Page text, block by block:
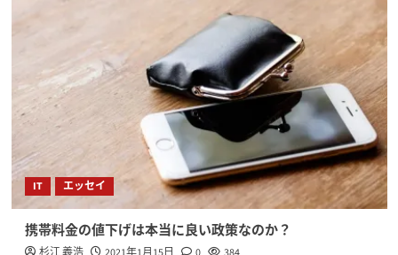
IT エッセイ
携帯料金の値下げは本当に良い政策なのか？